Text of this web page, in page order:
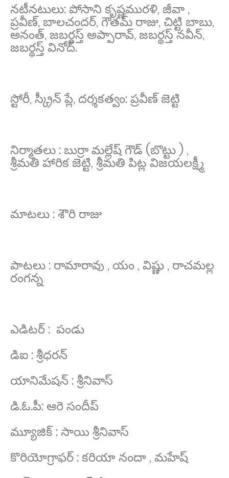
నటీనటులు: పోసాని కృష్ణమురళి, జీవా ,
ప్రవీణ్, బాలచందర్, గౌతమ్ రాజు, చిట్టి బాబు,
అనంత్, జబర్ధస్త్ అప్పారావ్, జబర్థస్త్ నవీన్,
జబర్థస్త్ వినోద్.
స్టోరీ, స్క్రీన్ ప్లే, దర్శకత్వం: ప్రవీణ్ జెట్టి
నిర్మాతలు : బుర్రా మల్లేష్ గౌడ్ (బొట్టు ) ,
శ్రీమతి హారిక జెట్టి, శ్రీమతి పిట్ల విజయలక్ష్మీ
మాటలు : శౌరి రాజు
పాటలు : రామారావు , యం , విష్ణు , రాచమల్ల
రంగన్న
ఎడిటర్ : పండు
డిఐ : శ్రీధరన్
యానిమేషన్ : శ్రీనివాస్
డి.ఓ.పీ: ఆరె సందీప్
మ్యూజిక్ : సాయి శ్రీనివాస్
కొరియోగ్రాఫర్ : కరియా నందా , మహేష్